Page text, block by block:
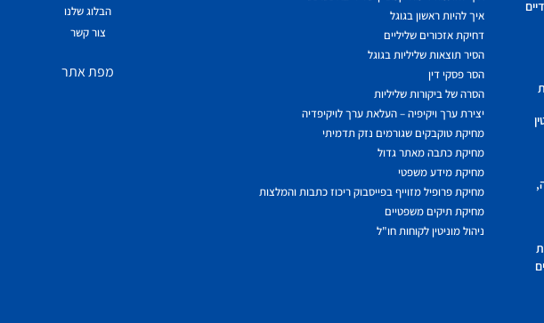
איך להיות ראשון בגוגל
דחיקת אזכורים שליליים
הסיר תוצאות שליליות בגוגל
הסר פסקי דין
הסרה של ביקורות שליליות
יצירת ערך ויקיפיה – העלאת ערך לויקיפדיה
מחיקת טוקבקים שגורמים נזק תדמיתי
מחיקת כתבה מאתר גדול
מחיקת מידע משפטי
מחיקת פרופיל מזוייף בפייסבוק ריכוז כתבות והמלצות
מחיקת תיקים משפטיים
ניהול מוניטין לקוחות חו"ל
הבלוג שלנו
צור קשר
מפת אתר